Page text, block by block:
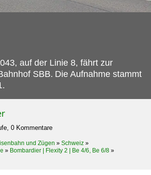
auf der Linie 8, fährt zur
SBB. Die Aufnahme stammt
0 Kommentare
und Zügen » Schweiz »
» Bombardier | Flexity 2 | Be 4/6, Be 6/8 »